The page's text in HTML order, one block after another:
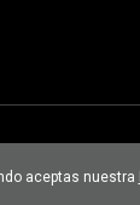
aceptas nuestra